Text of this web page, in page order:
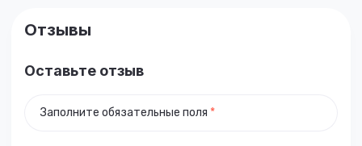
Отзывы
Оставьте отзыв
Заполните обязательные поля *